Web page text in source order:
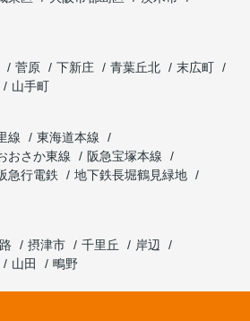
菅原 下新庄 青葉丘北
末広町
山手町
線
東海道本線
おさか東線
阪急宝塚本線
急行電鉄
地下鉄長堀鶴見緑地
摂津市 千里丘
岸辺
山田 鴫野